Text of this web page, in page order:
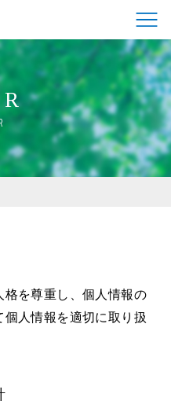
を尊重し、個人情報の
人情報を適切に取り扱